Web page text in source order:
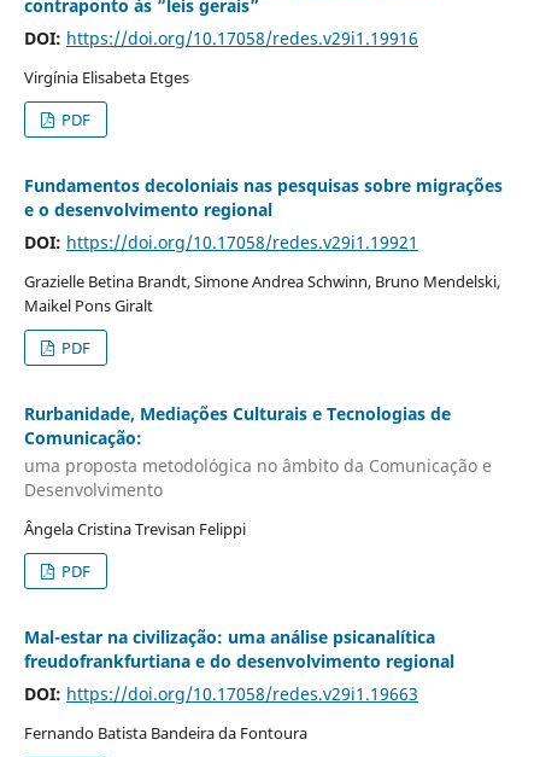
contraponto às “leis gerais”
DOI: https://doi.org/10.17058/redes.v29i1.19916
Virgínia Elisabeta Etges
PDF
Fundamentos decoloniais nas pesquisas sobre migrações
e o desenvolvimento regional
DOI: https://doi.org/10.17058/redes.v29i1.19921
Grazielle Betina Brandt, Simone Andrea Schwinn, Bruno Mendelski,
Maikel Pons Giralt
PDF
Rurbanidade, Mediações Culturais e Tecnologias de
Comunicação:
uma proposta metodológica no âmbito da Comunicação e
Desenvolvimento
Ângela Cristina Trevisan Felippi
PDF
Mal-estar na civilização: uma análise psicanalítica
freudofrankfurtiana e do desenvolvimento regional
DOI: https://doi.org/10.17058/redes.v29i1.19663
Fernando Batista Bandeira da Fontoura